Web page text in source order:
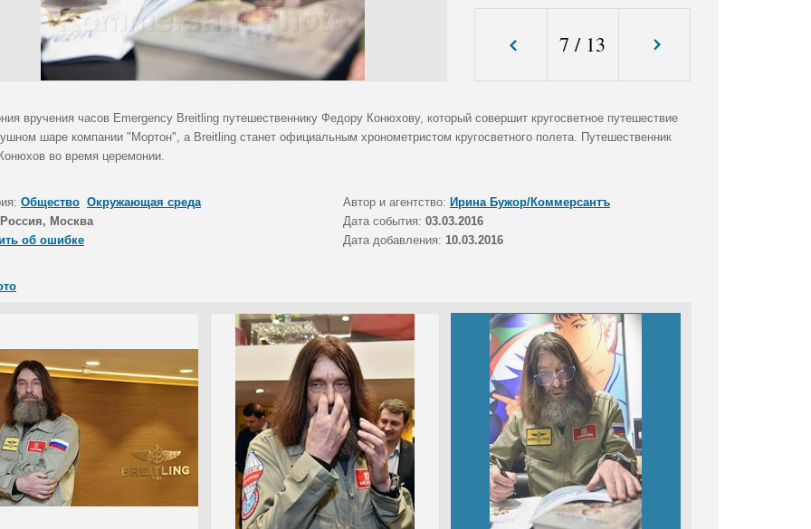
7 / 13
вручения часов Emergency Breitling путешественнику Федору Конюхову, который совершит кругосветное путешествие
шаре компании "Мортон", а Breitling станет официальным хронометристом кругосветного полета. Путешественник
во время церемонии.
Общество Окружающая среда Автор и агентство: Ирина Бужор/Коммерсантъ
Россия, Москва Дата события: 03.03.2016
об ошибке
Дата добавления: 10.03.2016